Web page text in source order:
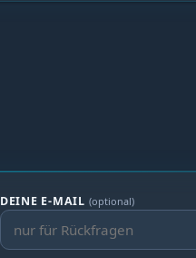
DEINE E-MAIL (optional)